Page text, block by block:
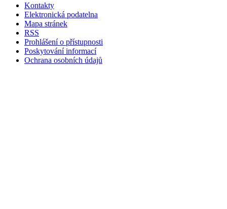
Kontakty
Elektronická podatelna
Mapa stránek
RSS
Prohlášení o přístupnosti
Poskytování informací
Ochrana osobních údajů